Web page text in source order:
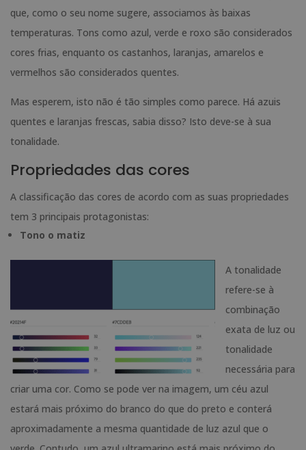
que, como o seu nome sugere, associamos às baixas
temperaturas. Tons como azul, verde e roxo são considerados
cores frias, enquanto os castanhos, laranjas, amarelos e
vermelhos são considerados quentes.
Mas esperem, isto não é tão simples como parece. Há azuis
quentes e laranjas frescas, sabia disso? Isto deve-se à sua
tonalidade.
Propriedades das cores
A classificação das cores de acordo com as suas propriedades
tem 3 principais protagonistas:
Tono o matiz
A tonalidade
refere-se à
combinação
exata de luz ou
tonalidade
necessária para
criar uma cor. Como se pode ver na imagem, um céu azul
estará mais próximo do branco do que do preto e conterá
aproximadamente a mesma quantidade de luz azul que o